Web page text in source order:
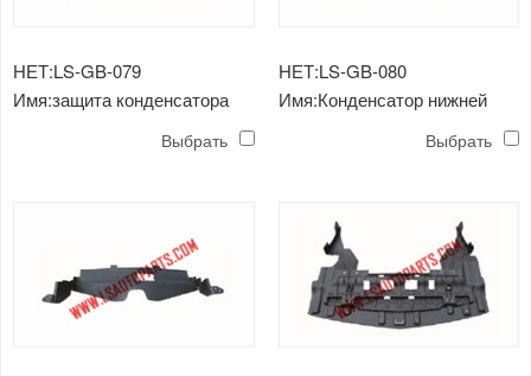
НЕТ:LS-GB-079
Имя:защита конденсатора
Выбрать
НЕТ:LS-GB-080
Имя:Конденсатор нижней
Выбрать